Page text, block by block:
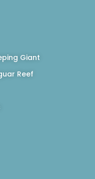
Giant
Reef